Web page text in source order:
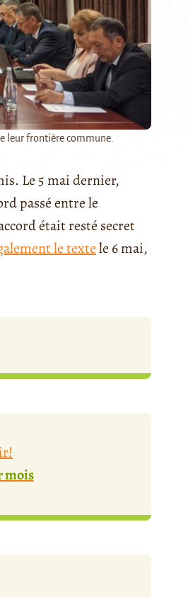
leur frontière commune.
Le 5 mai dernier,
passé entre le
était resté secret
le textele 6 mai,
mois